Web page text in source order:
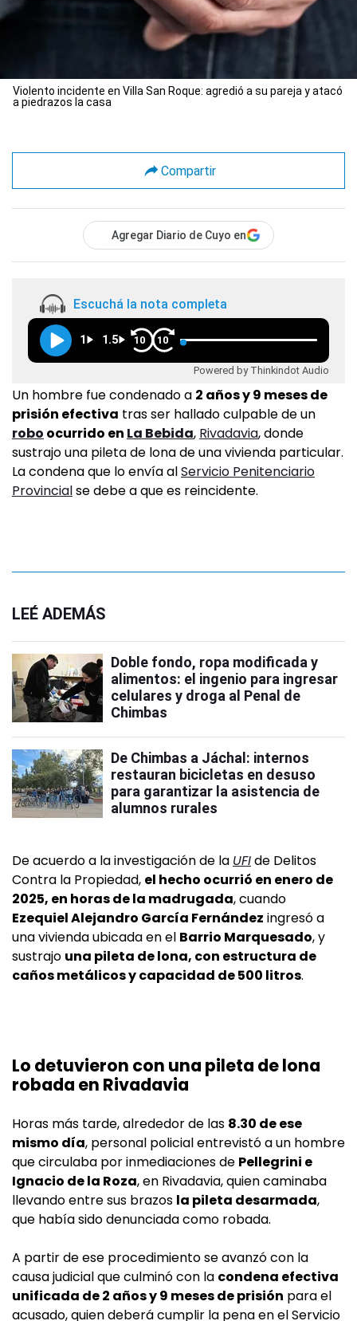
Violento incidente en Villa San Roque: agredió a su pareja y atacó
a piedrazos la casa
Compartir
Agregar Diario de Cuyo en
Escuchá la nota completa
1 1.5 10 10
Powered by Thinkindot Audio
Un hombre fue condenado a 2 años y 9 meses de
prisión efectiva tras ser hallado culpable de un
robo ocurrido en La Bebida, Rivadavia, donde
sustrajo una pileta de lona de una vivienda particular.
La condena que lo envía alServicio Penitenciario
Provincialse debe a que es reincidente.
LEÉ ADEMÁS
Doble fondo, ropa modificada y
alimentos: el ingenio para ingresar
celulares y droga al Penal de
Chimbas
De Chimbas a Jáchal: internos
restauran bicicletas en desuso
para garantizar la asistencia de
alumnos rurales
De acuerdo a la investigación de la UFIde Delitos
Contra la Propiedad, el hecho ocurrió en enero de
2025, en horas de la madrugada, cuando
Ezequiel Alejandro García Fernández ingresó a
una vivienda ubicada en el Barrio Marquesado, y
sustrajo una pileta de lona, con estructura de
caños metálicos y capacidad de 500 litros.
Lo detuvieron con una pileta de lona
robada en Rivadavia
Horas más tarde, alrededor de las 8.30 de ese
mismo día, personal policial entrevistó a un hombre
que circulaba por inmediaciones de Pellegrini e
Ignacio de la Roza, en Rivadavia, quien caminaba
llevando entre sus brazos la pileta desarmada,
que había sido denunciada como robada.
A partir de ese procedimiento se avanzó con la
causa judicial que culminó con la condena efectiva
unificada de 2 años y 9 meses de prisión para el
acusado, quien deberá cumplir la pena en el Servicio